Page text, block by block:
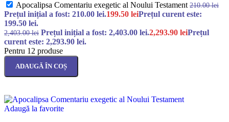
Apocalipsa Comentariu exegetic al Noului Testament 210.00lei
Prețul inițial a fost: 210.00 lei.199.50 leiPrețul curent este:
199.50 lei.
2,403.00lei Prețul inițial a fost: 2,403.00 lei.2,293.90 leiPrețul
curent este: 2,293.90 lei.
Pentru 12 produse
ADAUGĂ ÎN COȘ
Adaugă la favorite